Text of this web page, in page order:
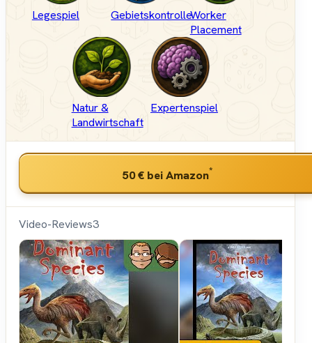
Legespiel GebietskontrolleWorker
Placement
Natur &
Landwirtschaft
Expertenspiel
50 € bei Amazon*
Video-Reviews3
Hunter &
Cron -
Brettspiele